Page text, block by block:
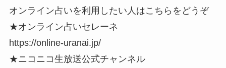
オンライン占いを利用したい人はこちらをどうぞ
★オンライン占いセレーネ
https://online-uranai.jp/
★ニコニコ生放送公式チャンネル